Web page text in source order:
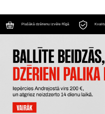
Plašākā dzērienu izvēle Rīgā